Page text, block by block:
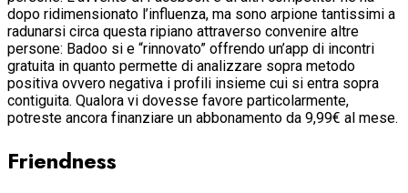
dopo ridimensionato l’influenza, ma sono arpione tantissimi a
radunarsi circa questa ripiano attraverso convenire altre
persone: Badoo si e “rinnovato” offrendo un’app di incontri
gratuita in quanto permette di analizzare sopra metodo
positiva ovvero negativa i profili insieme cui si entra sopra
contiguita. Qualora vi dovesse favore particolarmente,
potreste ancora finanziare un abbonamento da 9,99€ al mese.
Friendness